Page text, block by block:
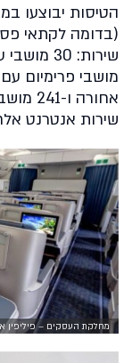
(בדומה לקתאי
מושבי פרימיום
שירות אנטרנט
מחלקת העסקים – פיליפין